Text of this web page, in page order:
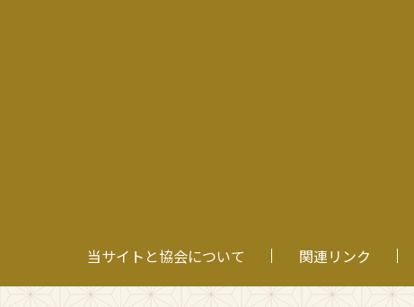
当サイトと協会について 関連リンク